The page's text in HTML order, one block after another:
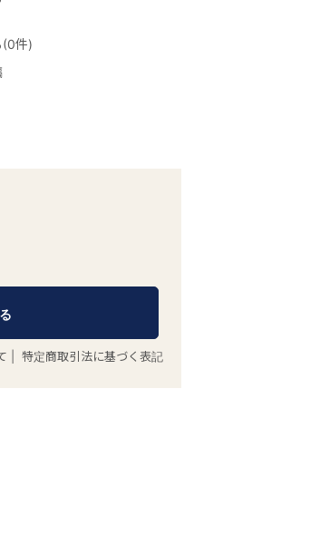
(0件)
特定商取引法に基づく表記